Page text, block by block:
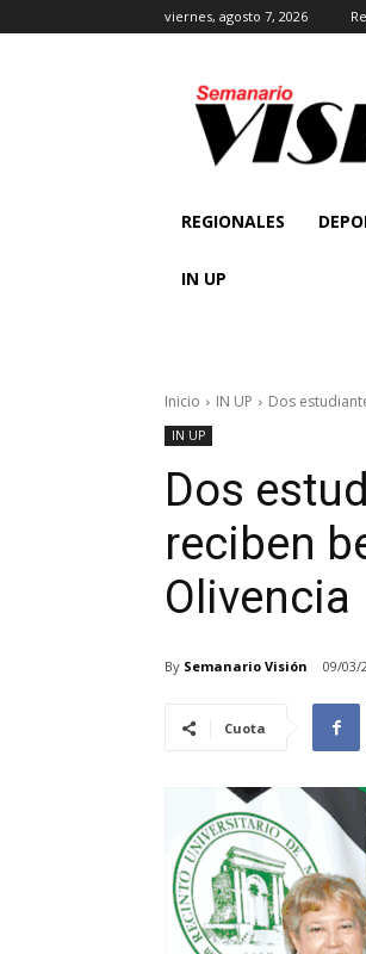
viernes, agosto 7, 2026
REGIONALES
IN UP
Inicio IN UP Dos
IN UP
Dos
reciben
Olivencia
By Semanario Visión 09/03/
Cuota